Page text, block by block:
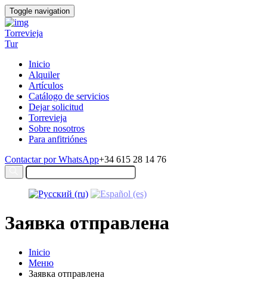
Toggle navigation
Torrevieja
Tur
Inicio
Alquiler
Artículos
Catálogo de servicios
Dejar solicitud
Torrevieja
Sobre nosotros
Para anfitriónes
Contactar por WhatsApp+34 615 28 14 76
Заявка отправлена
Inicio
Меню
Заявка отправлена